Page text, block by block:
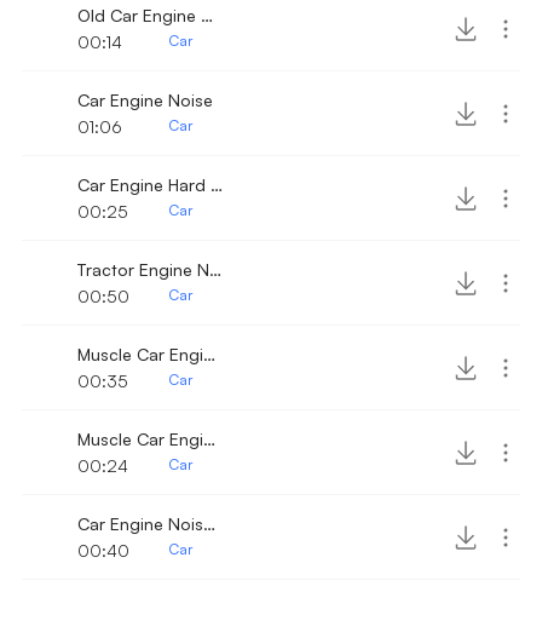
Old Car Engine Hard Start
00:14
Car
Car Engine Noise
01:06
Car
Car Engine Hard Start
00:25
Car
Tractor Engine Noise Short
00:50
Car
Muscle Car Engine Start and Revving 2
00:35
Car
Muscle Car Engine Engine Revving
00:24
Car
Car Engine Noise 2
00:40
Car